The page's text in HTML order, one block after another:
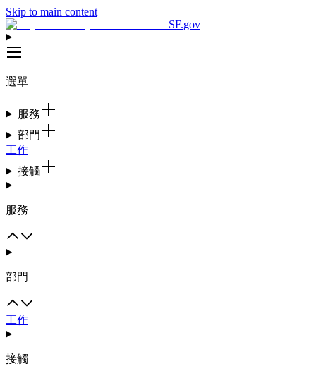
Skip to main content
SF.gov
選單
服務
部門
工作
接觸
服務
部門
工作
接觸